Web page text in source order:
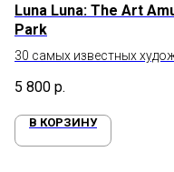
Luna Luna: The Art
Park
30 самых известных
5 800 р.
В КОРЗИНУ